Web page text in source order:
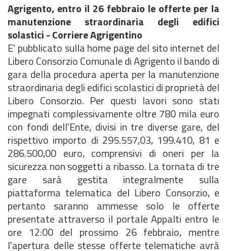
Agrigento, entro il 26 febbraio le offerte per la
manutenzione straordinaria degli edifici
solastici - Corriere Agrigentino
E' pubblicato sulla home page del sito internet del
Libero Consorzio Comunale di Agrigento il bando di
gara della procedura aperta per la manutenzione
straordinaria degli edifici scolastici di proprietà del
Libero Consorzio. Per questi lavori sono stati
impegnati complessivamente oltre 780 mila euro
con fondi dell'Ente, divisi in tre diverse gare, del
rispettivo importo di 295.557,03, 199.410, 81 e
286.500,00 euro, comprensivi di oneri per la
sicurezza non soggetti a ribasso. La tornata di tre
gare sarà gestita integralmente sulla
piattaforma telematica del Libero Consorzio, e
pertanto saranno ammesse solo le offerte
presentate attraverso il portale Appalti entro le
ore 12:00 del prossimo 26 febbraio, mentre
l'apertura delle stesse offerte telematiche avrà